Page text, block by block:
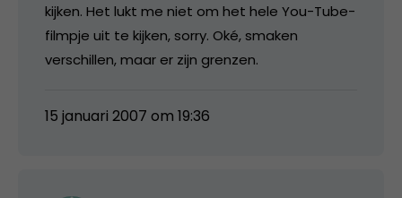
kijken. Het lukt me niet om het hele You-Tube-
filmpje uit te kijken, sorry. Oké, smaken
verschillen, maar er zijn grenzen.
15 januari 2007 om 19:36